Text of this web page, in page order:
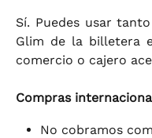
Sí. Puedes usar
Glim de la billetera
comercio o cajero
Compras
No cobramos